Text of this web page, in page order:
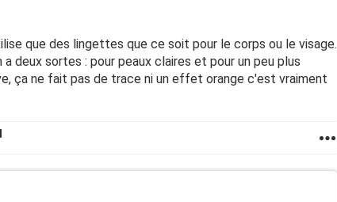
que des lingettes que ce soit pour le corps ou le visage.
deux sortes : pour peaux claires et pour un peu plus
ça ne fait pas de trace ni un effet orange c'est vraiment